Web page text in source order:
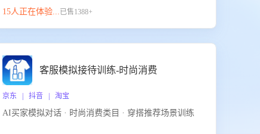
15人正在体验...已售1388+
客服模拟接待训练-时尚消费
京东 | 抖音 | 淘宝
AI买家模拟对话 · 时尚消费类目 · 穿搭推荐场景训练